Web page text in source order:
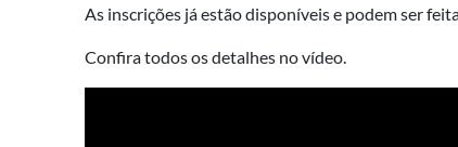
As inscrições já estão disponíveis e podem ser
Confira todos os detalhes no vídeo.